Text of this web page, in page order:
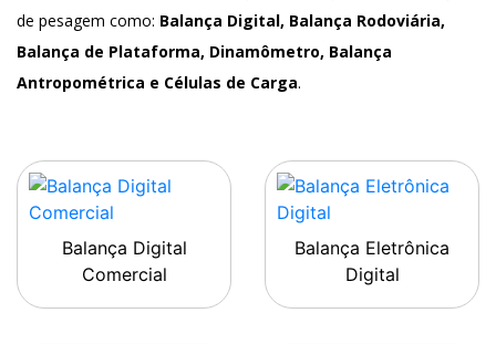
de pesagem como: Balança Digital, Balança Rodoviária,
Balança de Plataforma, Dinamômetro, Balança
Antropométrica e Células de Carga.
Balança Digital
Comercial
Balança Eletrônica
Digital